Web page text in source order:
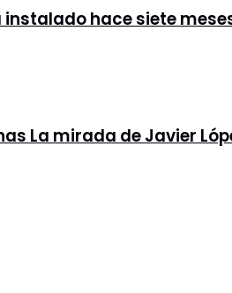
instalado hace siete
La mirada de Javier